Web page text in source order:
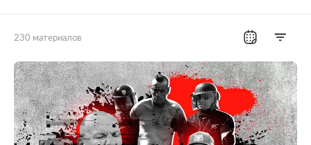
230 материалов
Все рубрики Россия
Мир Бывший СССР
Экономика Силовые структуры